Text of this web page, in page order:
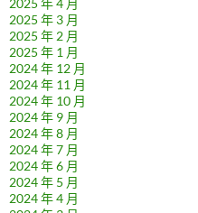
2025 年 4 月
2025 年 3 月
2025 年 2 月
2025 年 1 月
2024 年 12 月
2024 年 11 月
2024 年 10 月
2024 年 9 月
2024 年 8 月
2024 年 7 月
2024 年 6 月
2024 年 5 月
2024 年 4 月